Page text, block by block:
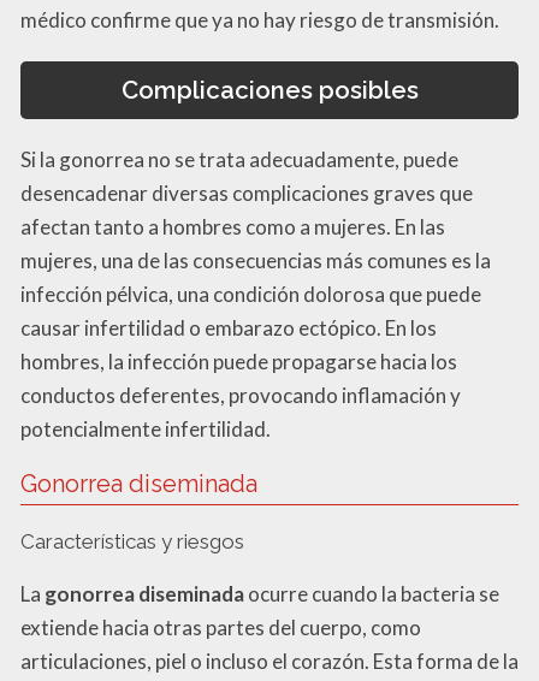
médico confirme que ya no hay riesgo de transmisión.
Complicaciones posibles
Si la gonorrea no se trata adecuadamente, puede
desencadenar diversas complicaciones graves que
afectan tanto a hombres como a mujeres. En las
mujeres, una de las consecuencias más comunes es la
infección pélvica, una condición dolorosa que puede
causar infertilidad o embarazo ectópico. En los
hombres, la infección puede propagarse hacia los
conductos deferentes, provocando inflamación y
potencialmente infertilidad.
Gonorrea diseminada
Características y riesgos
La gonorrea diseminadaocurre cuando la bacteria se
extiende hacia otras partes del cuerpo, como
articulaciones, piel o incluso el corazón. Esta forma de la